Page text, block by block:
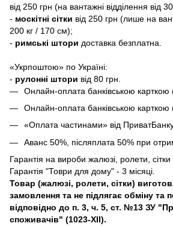
від 250 грн (на вантажні відділення від
- москітні сітки від 250 грн (лише на
200 кг / 170 см);
- римські штори доставка безплатна.
«Укрпоштою» по Україні:
- рулонні штори від 80 грн.
Онлайн-оплата банківською
Онлайн-оплата банківською карткою
«Оплата частинами» від
Аванс 50%, післяплата 50% при
Гарантія на вироби жалюзі, ролети, сітки
Гарантія "Товри для дому" - 3 місяці.
Товар (жалюзі, ролети, сітки)
замовлення та не підлягає обміну та
відповідно до п. 3, ч. 5, ст. №13 ЗУ
споживачів" (1023-XII).